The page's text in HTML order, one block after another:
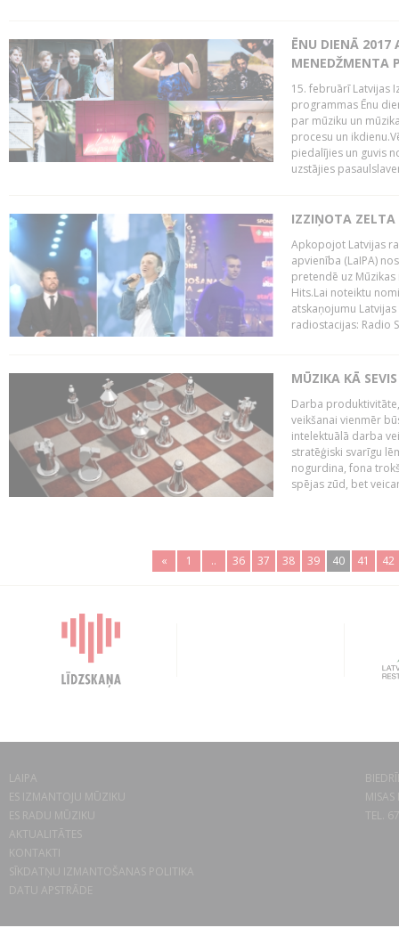
ĒNU DIENĀ 2017
MENEDŽMENTA
15. februārī Latvijas
programmas Ēnu
par mūziku un
procesu un
piedalījies un guvis
uzstājies
IZZIŅOTA ZELTA
Apkopojot Latvijas
apvienība (LaIPA)
pretendē uz
Hits.Lai noteiktu
atskaņojumu
radiostacijas: Radio
MŪZIKA KĀ
Darba
veikšanai vienmēr
intelektuālā darba
stratēģiski svarīgu
nogurdina, fona
spējas zūd, bet
« 1 .. 36 37 38 39 40 41 42
LAIPA
ES IZMANTOJU MŪZIKU
ES RADU MŪZIKU
AKTUALITĀTES
KONTAKTI
SĪKDATŅU IZMANTOŠANAS POLITIKA
DATU APSTRĀDE
TEL.